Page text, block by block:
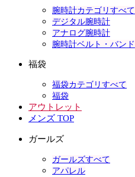
腕時計カテゴリすべて
デジタル腕時計
アナログ腕時計
腕時計ベルト・バンド
福袋
福袋カテゴリすべて
福袋
アウトレット
メンズ TOP
ガールズ
ガールズすべて
アパレル